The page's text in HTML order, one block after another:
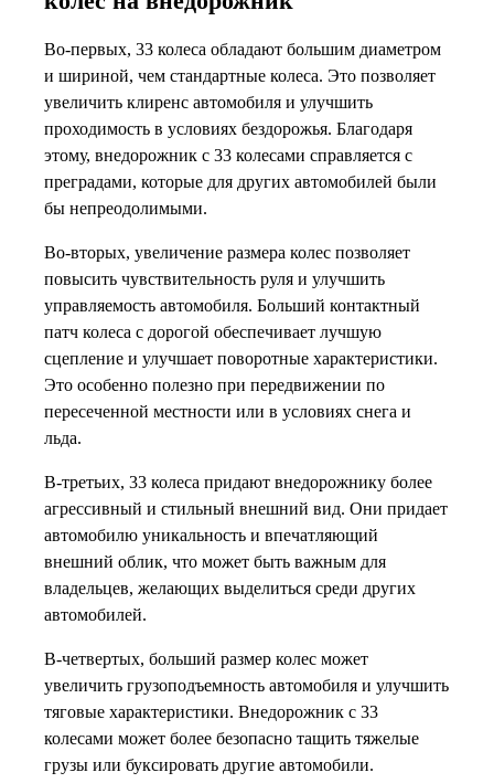
Во-первых, 33 колеса обладают большим диаметром
и шириной, чем стандартные колеса. Это позволяет
увеличить клиренс автомобиля и улучшить
проходимость в условиях бездорожья. Благодаря
этому, внедорожник с 33 колесами справляется с
преградами, которые для других автомобилей были
бы непреодолимыми.
Во-вторых, увеличение размера колес позволяет
повысить чувствительность руля и улучшить
управляемость автомобиля. Больший контактный
патч колеса с дорогой обеспечивает лучшую
сцепление и улучшает поворотные характеристики.
Это особенно полезно при передвижении по
пересеченной местности или в условиях снега и
льда.
В-третьих, 33 колеса придают внедорожнику более
агрессивный и стильный внешний вид. Они придает
автомобилю уникальность и впечатляющий
внешний облик, что может быть важным для
владельцев, желающих выделиться среди других
автомобилей.
В-четвертых, больший размер колес может
увеличить грузоподъемность автомобиля и улучшить
тяговые характеристики. Внедорожник с 33
колесами может более безопасно тащить тяжелые
грузы или буксировать другие автомобили.